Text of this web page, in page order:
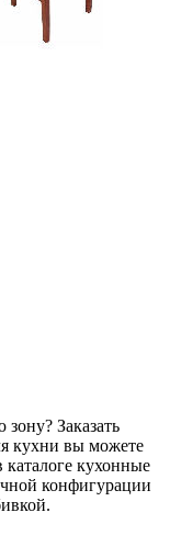
Заказать
кухни вы можете
кухонные
конфигурации